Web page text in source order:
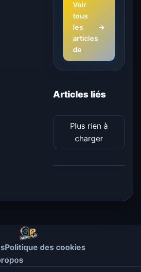
Voir
tous
les
articles
de
→
Articles liés
Plus rien à
charger
Politique des cookies